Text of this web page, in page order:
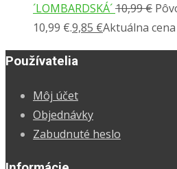
´LOMBARDSKÁ´10,99€
10,99 €.9,85 €Aktuálna cena
Používatelia
Môj účet
Objednávky
Zabudnuté heslo